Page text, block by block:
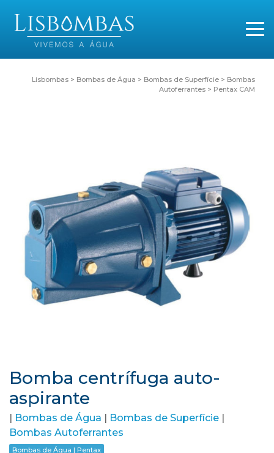
Lisbombas > Bombas de Água > Bombas de Superfície > Bombas
Autoferrantes > Pentax CAM
Bomba centrífuga auto-
aspirante
| Bombas de Água | Bombas de Superfície |
Bombas Autoferrantes
Bombas de Água | Pentax